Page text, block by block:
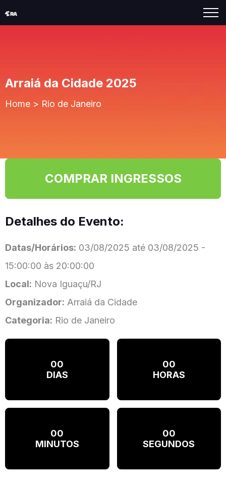
Arraiá da Cidade 2025
Home > Rio de Janeiro
COMPRAR INGRESSOS
Detalhes do Evento:
Datas/Horários: 03/08/2025 até 03/08/2025 -
15:00:00 às 20:00:00
Local: Nova Iguaçu/RJ
Organizador: Arraiá da Cidade
Categoria: Rio de Janeiro
00
DIAS
00
HORAS
00
MINUTOS
00
SEGUNDOS